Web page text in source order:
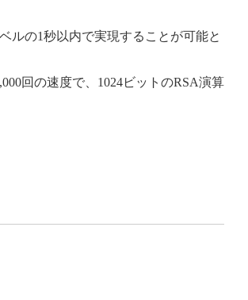
ルの1秒以内で実現することが可能と
回の速度で、1024ビットのRSA演算